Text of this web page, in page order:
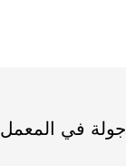
جولة في المعمل